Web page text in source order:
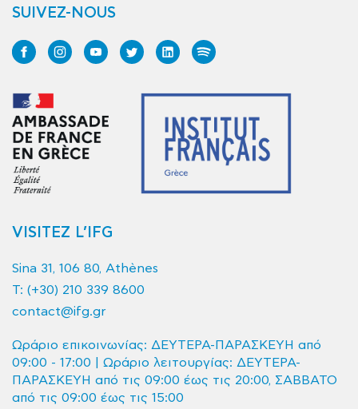
SUIVEZ-NOUS
VISITEZ L’IFG
Sina 31, 106 80, Athènes
T: (+30) 210 339 8600
contact@ifg.gr
Ωράριο επικοινωνίας: ΔΕΥΤΕΡΑ-ΠΑΡΑΣΚΕΥΗ από
09:00 - 17:00 | Ωράριο λειτουργίας: ΔΕΥΤΕΡΑ-
ΠΑΡΑΣΚΕΥΗ από τις 09:00 έως τις 20:00, ΣΑΒΒΑΤΟ
από τις 09:00 έως τις 15:00